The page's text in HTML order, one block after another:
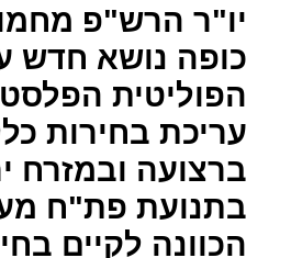
יו"ר הרש"פ
כופה נושא חדש
הפוליטית
עריכת בחירות
ברצועה ובמזרח
בתנועת פת"ח
הכוונה לקיים